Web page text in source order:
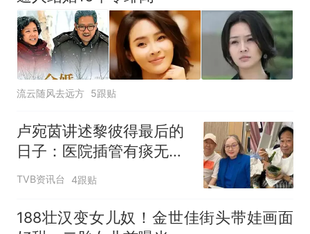
流云随风去远方 5跟贴
卢宛茵讲述黎彼得最后的
日子：医院插管有痰无法
说话 经典金句浪子心声源
自庙街算命先生
TVB资讯台 4跟贴
188壮汉变女儿奴！金世佳街头带娃画面